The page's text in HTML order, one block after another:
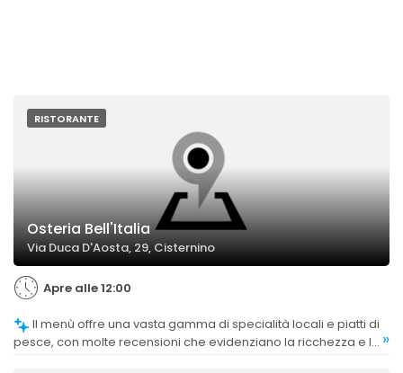
RISTORANTE
Osteria Bell'Italia
Via Duca D'Aosta, 29, Cisternino
Apre alle 12:00
pesce, con molte recensioni che evidenziano la ricchezza e la »